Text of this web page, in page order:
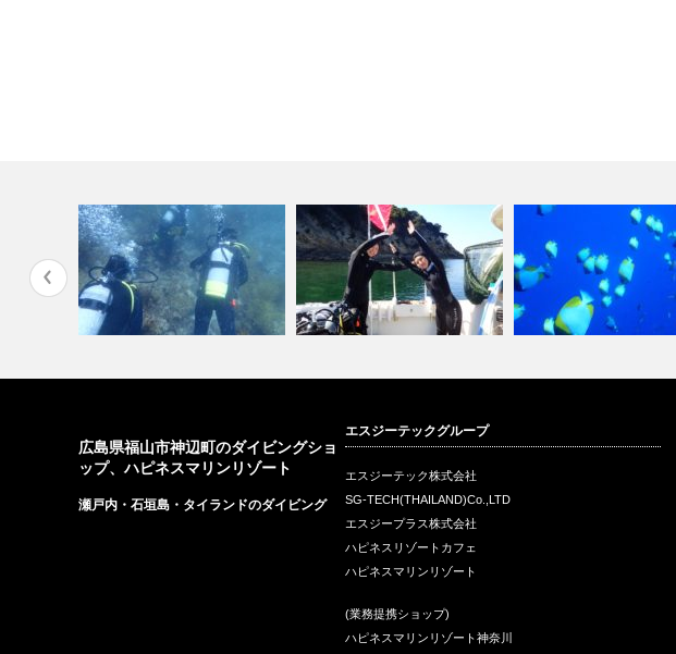
てきました…
海
広島県福山市神辺町のダイビングショ
ップ、ハピネスマリンリゾート
瀬戸内・石垣島・タイランドのダイビング
エスジーテックグループ
エスジーテック株式会社
SG-TECH(THAILAND)Co.,LTD
エスジープラス株式会社
ハピネスリゾートカフェ
ハピネスマリンリゾート
(業務提携ショップ)
ハピネスマリンリゾート神奈川